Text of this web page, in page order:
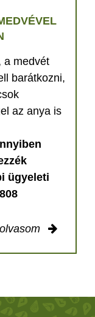
a medvét
barátkozni,
az anya is
ügyeleti